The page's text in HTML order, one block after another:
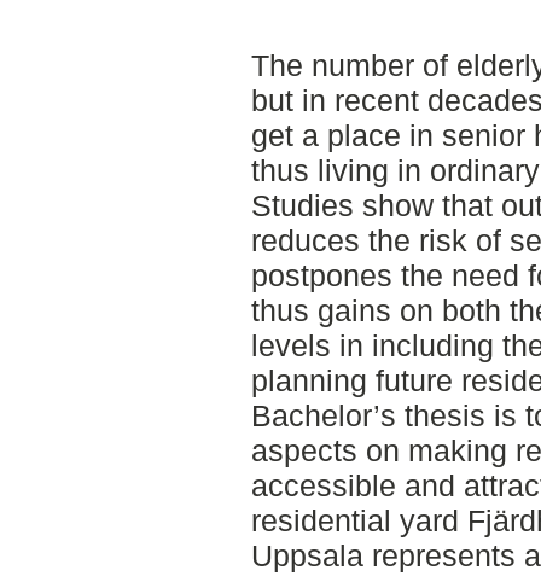
The number of
but in recent
get a place in senior
thus living in
Studies show that
reduces the risk of
postpones the need
thus gains on both
levels in including
planning future
Bachelor’s thesis is
aspects on making
accessible and
residential yard
Uppsala represents